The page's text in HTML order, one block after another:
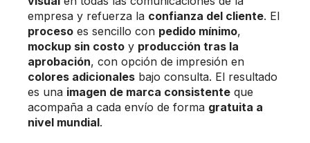
empresa y refuerza la confianza del cliente. El
proceso es sencillo con pedido mínimo,
mockup sin costo y producción tras la
aprobación, con opción de impresión en
colores adicionales bajo consulta. El resultado
es una imagen de marca consistente que
acompaña a cada envío de forma gratuita a
nivel mundial.